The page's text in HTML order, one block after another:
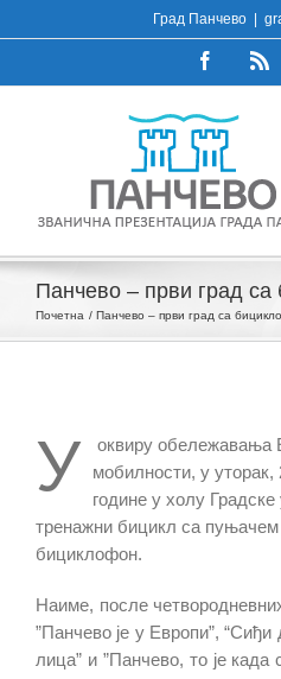
to
Град Панчево
Facebook
Панчево – први град
Почетна Панчево – први град са
У
оквиру обележавања
мобилности, у
године у холу
тренажни бицикл са
бициклофон.
Наиме, после
”Панчево је у Европи”,
лица” и ”Панчево, то је када